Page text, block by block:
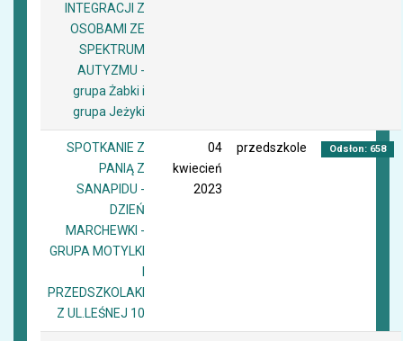
INTEGRACJI Z
OSOBAMI ZE
SPEKTRUM
AUTYZMU -
grupa Żabki i
grupa Jeżyki
SPOTKANIE Z
PANIĄ Z
SANAPIDU -
DZIEŃ
MARCHEWKI -
GRUPA MOTYLKI
PRZEDSZKOLAKI
Z UL.LEŚNEJ 10
04
kwiecień
2023
przedszkole Odsłon: 658